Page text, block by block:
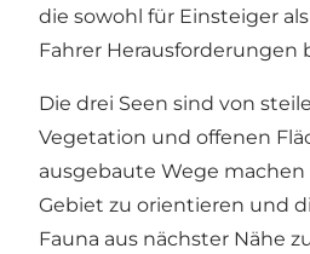
die sowohl für Einsteiger
Fahrer Herausforderungen
Die drei Seen sind von
Vegetation und offenen
ausgebaute Wege machen
Gebiet zu orientieren und
Fauna aus nächster Nähe